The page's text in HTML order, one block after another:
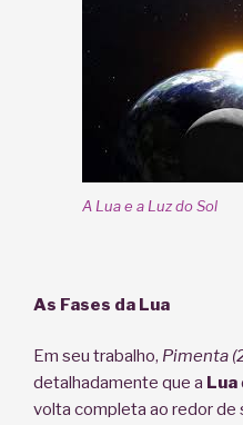
A Lua e a Luz do Sol
As Fases da Lua
Em seu trabalho, Pimenta
detalhadamente que a Lua
volta completa ao redor de